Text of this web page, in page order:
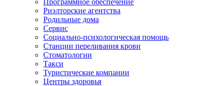
Программное обеспечение
Риэлторские агентства
Родильные дома
Сервис
Социально-психологическая помощь
Станции переливания крови
Стоматологии
Такси
Туристические компании
Центры здоровья